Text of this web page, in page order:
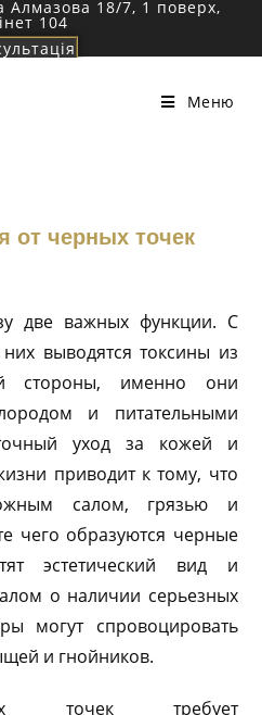
Алмазова 18/7, 1 поверх,
104
Меню
от черных точек
две важных функции. С
выводятся токсины из
стороны, именно они
и питательными
уход за кожей и
приводит к тому, что
салом, грязью и
чего образуются черные
эстетический вид и
о наличии серьезных
могут спровоцировать
и гнойников.
точек требует